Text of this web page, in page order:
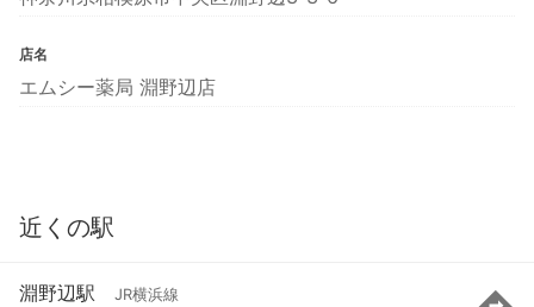
店名
エムシー薬局 淵野辺店
近くの駅
淵野辺駅 JR横浜線